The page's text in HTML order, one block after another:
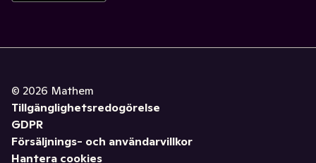
© 2026 Mathem
Tillgänglighetsredogörelse
GDPR
Försäljnings- och användarvillkor
Hantera cookies